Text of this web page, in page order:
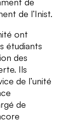
de l’Inist.
ont
étudiants
des
Ils
de l’unité
de